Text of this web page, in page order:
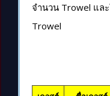
จำนวน Trowel แล
Trowel